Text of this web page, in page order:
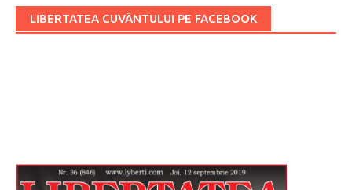
LIBERTATEA CUVÂNTULUI PE FACEBOOK